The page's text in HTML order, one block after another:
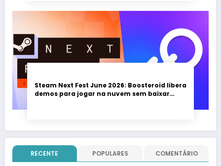
Steam Next Fest June 2026: Boosteroid libera
demos para jogar na nuvem sem baixar
RECENTE POPULARES COMENTÁRIO